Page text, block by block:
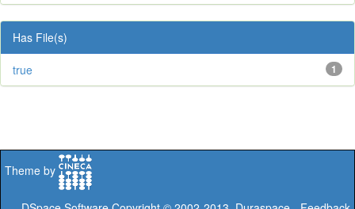
Has File(s)
1
true
Theme by